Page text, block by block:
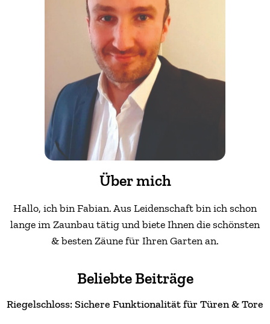
Über mich
Hallo, ich bin Fabian. Aus Leidenschaft bin ich schon
lange im Zaunbau tätig und biete Ihnen die schönsten
& besten Zäune für Ihren Garten an.
Beliebte Beiträge
Riegelschloss: Sichere Funktionalität für Türen & Tore